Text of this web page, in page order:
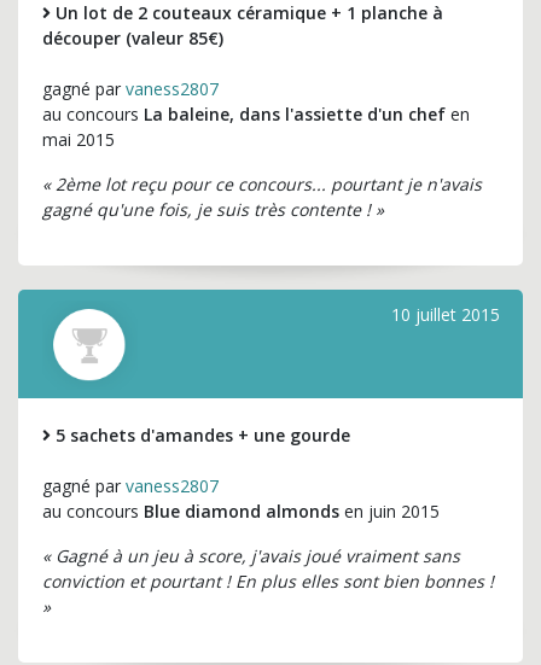
Un lot de 2 couteaux céramique + 1 planche à
découper (valeur 85€)
gagné par vaness2807
au concours La baleine, dans l'assiette d'un chef en
mai 2015
« 2ème lot reçu pour ce concours... pourtant je n'avais
gagné qu'une fois, je suis très contente ! »
10 juillet 2015
5 sachets d'amandes + une gourde
gagné par vaness2807
au concours Blue diamond almonds en juin 2015
« Gagné à un jeu à score, j'avais joué vraiment sans
conviction et pourtant ! En plus elles sont bien bonnes !
»